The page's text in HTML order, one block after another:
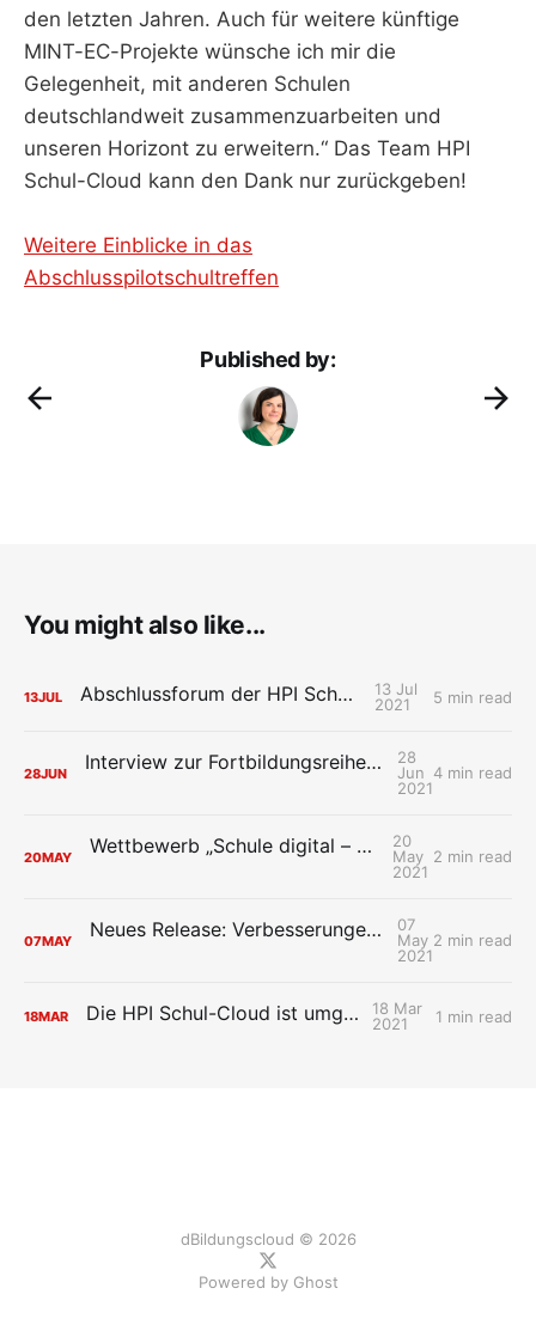
den letzten Jahren. Auch für weitere künftige
MINT-EC-Projekte wünsche ich mir die
Gelegenheit, mit anderen Schulen
deutschlandweit zusammenzuarbeiten und
unseren Horizont zu erweitern.“ Das Team HPI
Schul-Cloud kann den Dank nur zurückgeben!
Weitere Einblicke in das
Abschlusspilotschultreffen
Published by:
You might also like...
13JUL Abschlussforum der HPI Schul-Cloud
13 Jul
2021
5 min read
28JUN Interview zur Fortbildungsreihe der HPI Schul-Cloud „Mit Design Thinking neue Ideen für die digitale Schule entwerfen“
28
Jun
2021
4 min read
20MAY Wettbewerb „Schule digital – so geht’s!“ startet
20
May
2021
2 min read
07MAY Neues Release: Verbesserungen im Verwaltungsbereich
07
May
2021
2 min read
18MAR Die HPI Schul-Cloud ist umgezogen!
18 Mar
2021
1 min read
dBildungscloud © 2026
Powered by Ghost